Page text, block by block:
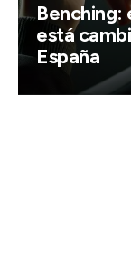
Benching:
está
España